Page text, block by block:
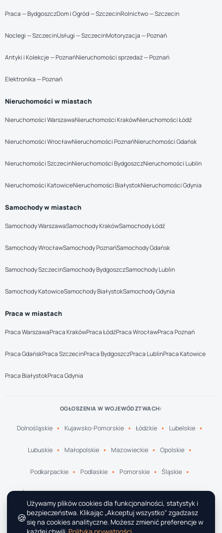
Praca — BydgoszczDom i Ogród — SzczecinRolnictwo — Szczecin
Noclegi — SzczecinUsługi — SzczecinMotoryzacja — Poznań
Antyki i Kolekcje — PoznańNieruchomości sprzedaż — Poznań
Elektronika — Poznań
Nieruchomości w miastach
Nieruchomości WarszawaNieruchomości KrakówNieruchomości Łódź
Nieruchomości WrocławNieruchomości PoznańNieruchomości Gdańsk
Nieruchomości SzczecinNieruchomości BydgoszczNieruchomości Lublin
Nieruchomości KatowiceNieruchomości BiałystokNieruchomości Gdynia
Samochody w miastach
Samochody WarszawaSamochody KrakówSamochody Łódź
Samochody WrocławSamochody PoznańSamochody Gdańsk
Samochody SzczecinSamochody BydgoszczSamochody Lublin
Samochody KatowiceSamochody BiałystokSamochody Gdynia
Praca w miastach
Praca WarszawaPraca KrakówPraca ŁódźPraca WrocławPraca Poznań
Praca GdańskPraca SzczecinPraca BydgoszczPraca LublinPraca Katowice
Praca BiałystokPraca Gdynia
OGŁOSZENIA W WOJEWÓDZTWACH:
Dolnośląskie Kujawsko-Pomorskie Łódzkie Lubelskie
Lubuskie Małopolskie Mazowieckie Opolskie
Podkarpackie Podlaskie Pomorskie Śląskie
Świętokrzyskie Warmińsko-Mazurskie Wielkopolskie
Zachodniopomorskie
🍪
Używamy plików cookies dla funkcjonalności, statystyk i
bezpieczeństwa. Klikając „Akceptuj wszystko" zgadzasz
się na cookies analityczne. Możesz zmienić preferencje w